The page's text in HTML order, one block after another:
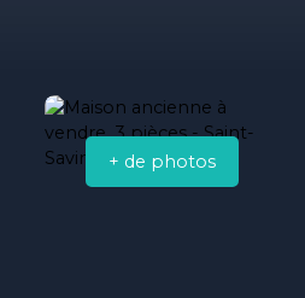
+ de photos